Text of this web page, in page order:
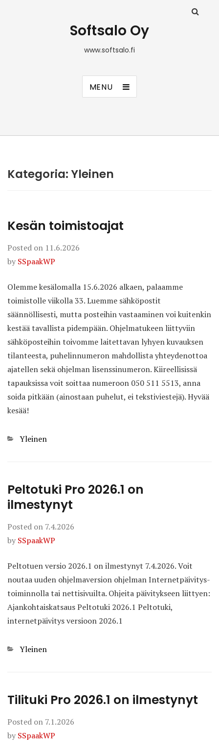
Softsalo Oy
www.softsalo.fi
MENU
Kategoria:Yleinen
Kesän toimistoajat
Posted on 11.6.2026
by SSpaakWP
Olemme kesälomalla 15.6.2026 alkaen, palaamme
toimistolle viikolla 33. Luemme sähköpostit
säännöllisesti, mutta posteihin vastaaminen voi kuitenkin
kestää tavallista pidempään. Ohjelmatukeen liittyviin
sähköposteihin toivomme laitettavan lyhyen kuvauksen
tilanteesta, puhelinnumeron mahdollista yhteydenottoa
ajatellen sekä ohjelman lisenssinumeron. Kiireellisissä
tapauksissa voit soittaa numeroon 050 511 5513, anna
soida pitkään (ainostaan puhelut, ei tekstiviestejä). Hyvää
kesää!
Categories
Yleinen
Peltotuki Pro 2026.1 on
ilmestynyt
Posted on 7.4.2026
by SSpaakWP
Peltotuen versio 2026.1 on ilmestynyt 7.4.2026. Voit
noutaa uuden ohjelmaversion ohjelman Internetpäivitys-
toiminnolla tai nettisivuilta. Ohjeita päivitykseen liittyen:
Ajankohtaiskatsaus Peltotuki 2026.1 Peltotuki,
internetpäivitys versioon 2026.1
Categories
Yleinen
Tilituki Pro 2026.1 on ilmestynyt
Posted on 7.1.2026
by SSpaakWP